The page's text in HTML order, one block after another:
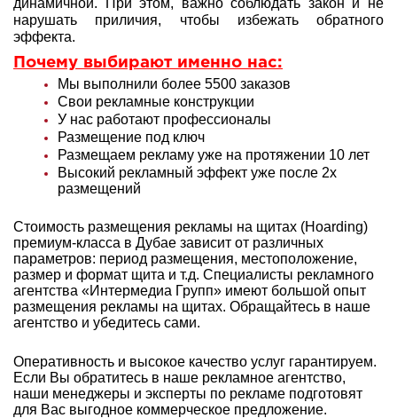
нарушать приличия, чтобы избежать обратного
эффекта.
Почему выбирают именно нас:
Мы выполнили более 5500 заказов
Свои рекламные конструкции
У нас работают профессионалы
Размещение под ключ
Размещаем рекламу уже на протяжении 10 лет
Высокий рекламный эффект уже после 2х
размещений
Стоимость размещения рекламы на щитах (Hoarding)
премиум-класса в Дубае зависит от различных
параметров: период размещения, местоположение,
размер и формат щита и т.д. Специалисты рекламного
агентства «Интермедиа Групп» имеют большой опыт
размещения рекламы на щитах. Обращайтесь в наше
агентство и убедитесь сами.
Оперативность и высокое качество услуг гарантируем.
Если Вы обратитесь в наше рекламное агентство,
наши менеджеры и эксперты по рекламе подготовят
для Вас выгодное коммерческое предложение.